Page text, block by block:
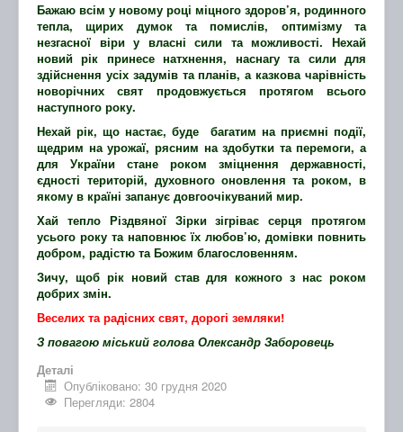
Бажаю всім у новому році міцного здоров’я, родинного
тепла, щирих думок та помислів, оптимізму та
незгасної віри у власні сили та можливості. Нехай
новий рік принесе натхнення, наснагу та сили для
здійснення усіх задумів та планів, а казкова чарівність
новорічних свят продовжується протягом всього
наступного року.
Нехай рік, що настає, буде багатим на приємні події,
щедрим на урожаї, рясним на здобутки та перемоги, а
для України стане роком зміцнення державності,
єдності територій, духовного оновлення та роком, в
якому в країні запанує довгоочікуваний мир.
Хай тепло Різдвяної Зірки зігріває серця протягом
усього року та наповнює їх любов’ю, домівки повнить
добром, радістю та Божим благословенням.
Зичу, щоб рік новий став для кожного з нас роком
добрих змін.
Веселих та радісних свят, дорогі земляки!
З повагою міський голова Олександр Заборовець
Деталі
Опубліковано: 30 грудня 2020
Перегляди: 2804